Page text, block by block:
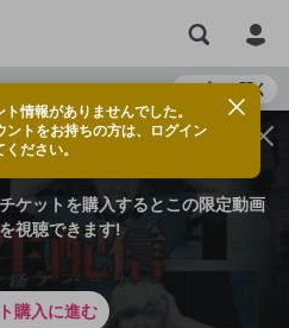
アプリで開く
チケットを購入するとこの限定動画
を視聴できます!
購入に進む
情報がありませんでした。
ントをお持ちの方は、ログイン
ださい。